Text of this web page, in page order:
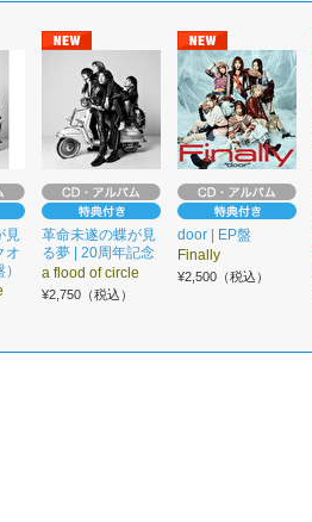
見
オ
革命未遂の蝶が見
る夢 | 20周年記念
a flood of circle
¥2,750（税込）
door | EP盤
Finally
¥2,500（税込）